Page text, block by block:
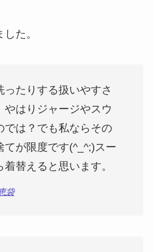
た。
ったりする扱いやすさ
やはりジャージやスウ
では？でも私ならその
てが限度です(^_^;)スー
替えると思います。
袋